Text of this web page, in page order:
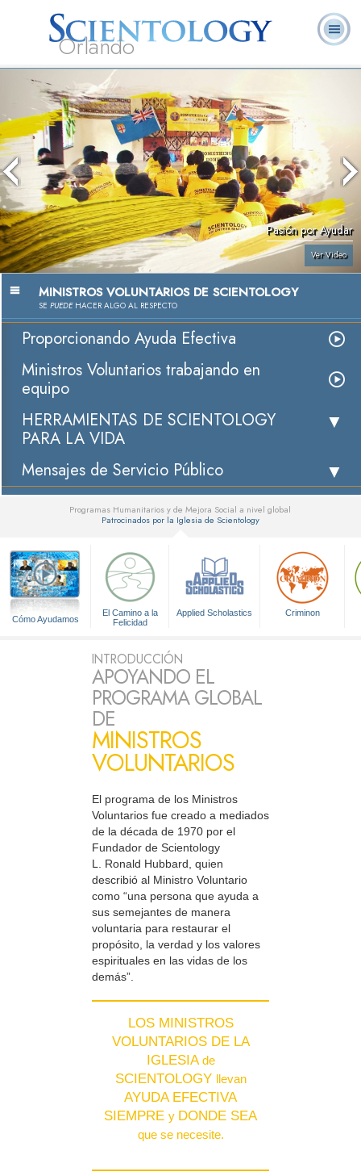
Orlando
Nosotros
Hubbard
Pasión por Ayudar
Ver Video
MINISTROS VOLUNTARIOS DE SCIENTOLOGY
SE PUEDEHACER ALGO AL RESPECTO
Proporcionando Ayuda Efectiva
Ministros Voluntarios trabajando en
equipo
HERRAMIENTAS DE SCIENTOLOGY
PARA LA VIDA
Mensajes de Servicio Público
Programas Humanitarios y de Mejora Social a nivel global
Patrocinados por la Iglesia de Scientology
Cómo Ayudamos
El Camino a la
Felicidad
Applied Scholastics Criminon
INTRODUCCIÓN
APOYANDO EL
PROGRAMA GLOBAL
DE
MINISTROS
VOLUNTARIOS
El programa de los Ministros
Voluntarios fue creado a mediados
de la década de 1970 por el
Fundador de Scientology
L. Ronald Hubbard, quien
describió al Ministro Voluntario
como “una persona que ayuda a
sus semejantes de manera
voluntaria para restaurar el
propósito, la verdad y los valores
espirituales en las vidas de los
demás”.
LOS MINISTROS
VOLUNTARIOS DE LA
IGLESIAde
SCIENTOLOGY llevan
AYUDA EFECTIVA
SIEMPRE y DONDE SEA
que se necesite.